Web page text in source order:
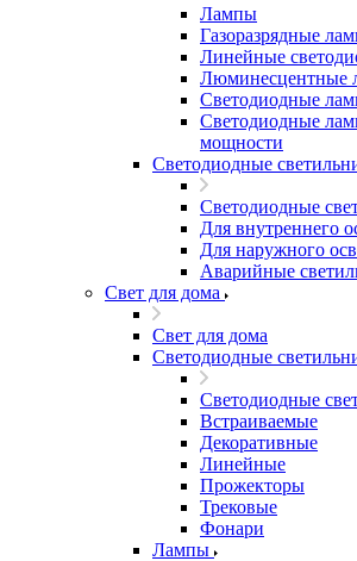
Лампы
Газоразрядные
Линейные
Люминесцентные
Светодиодные
Светодиодные
мощности
Светодиодные
Светодиодные
Для внутреннего
Для наружного
Аварийные
Свет для дома
Свет для дома
Светодиодные
Светодиодные
Встраиваемые
Декоративные
Линейные
Прожекторы
Трековые
Фонари
Лампы